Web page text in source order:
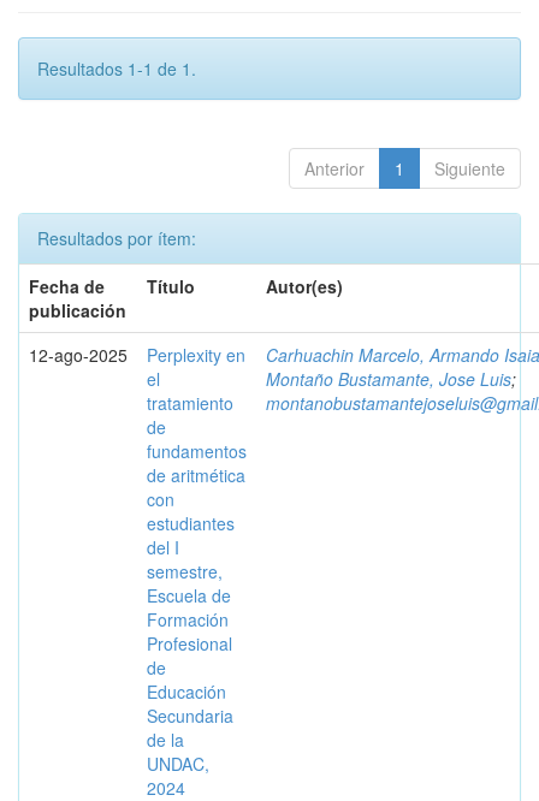
Resultados 1-1 de 1.
Anterior 1 Siguiente
Resultados por ítem:
Fecha de
publicación
Título Autor(es)
12-ago-2025
Perplexity en
el
tratamiento
de
fundamentos
de aritmética
con
estudiantes
del I
semestre,
Escuela de
Formación
Profesional
de
Educación
Secundaria
de la
UNDAC,
2024
Carhuachin Marcelo, Armando
Montaño Bustamante, Jose Luis;